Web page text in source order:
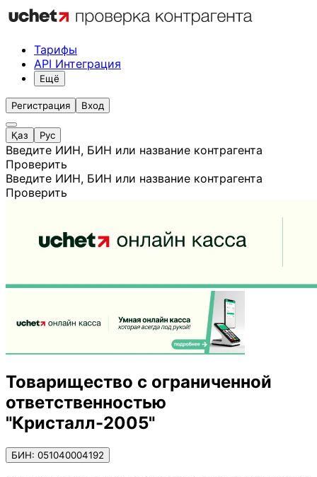
Тарифы
API Интеграция
Ещё
Регистрация Вход
Қаз Рус
Введите ИИН, БИН или название контрагента
Проверить
Введите ИИН, БИН или название контрагента
Проверить
Товарищество с ограниченной
ответственностью
"Кристалл-2005"
БИН: 051040004192